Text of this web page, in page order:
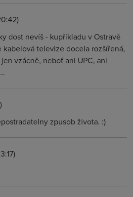
dost nevíš - kupříkladu v Ostravě
kabelová televize docela rozšířená,
vzácně, neboť ani UPC, ani
zpusob života. :)